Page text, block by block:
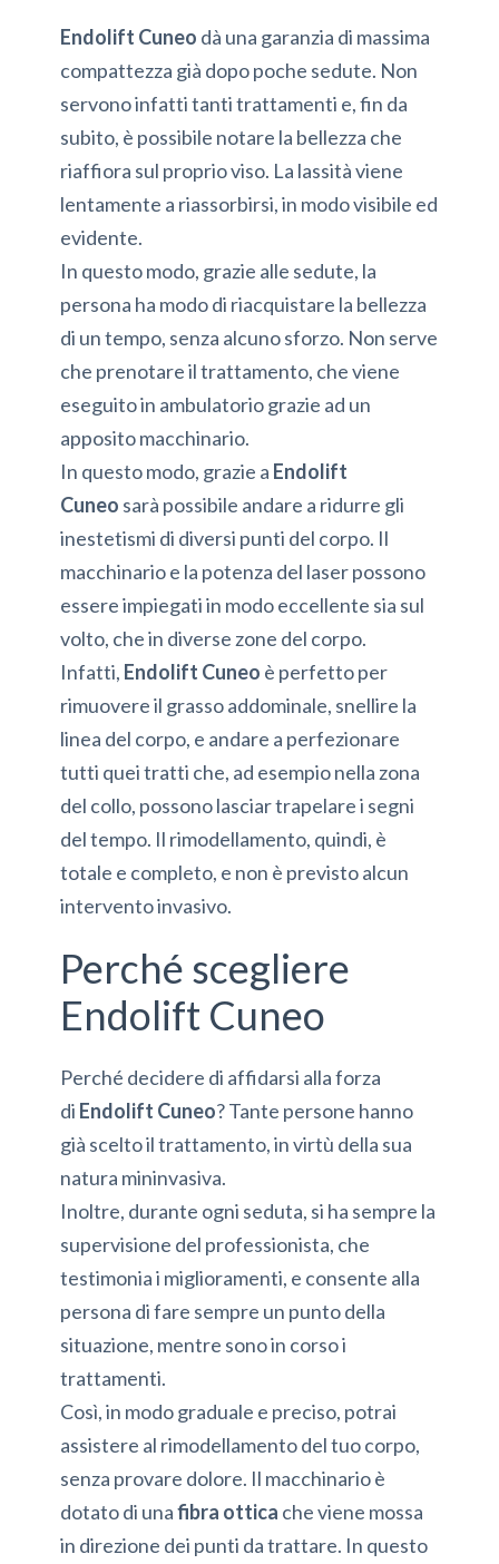
Endolift Cuneo dà una garanzia di massima
compattezza già dopo poche sedute. Non
servono infatti tanti trattamenti e, fin da
subito, è possibile notare la bellezza che
riaffiora sul proprio viso. La lassità viene
lentamente a riassorbirsi, in modo visibile ed
evidente.
In questo modo, grazie alle sedute, la
persona ha modo di riacquistare la bellezza
di un tempo, senza alcuno sforzo. Non serve
che prenotare il trattamento, che viene
eseguito in ambulatorio grazie ad un
apposito macchinario.
In questo modo, grazie a Endolift
Cuneo sarà possibile andare a ridurre gli
inestetismi di diversi punti del corpo. Il
macchinario e la potenza del laser possono
essere impiegati in modo eccellente sia sul
volto, che in diverse zone del corpo.
Infatti, Endolift Cuneo è perfetto per
rimuovere il grasso addominale, snellire la
linea del corpo, e andare a perfezionare
tutti quei tratti che, ad esempio nella zona
del collo, possono lasciar trapelare i segni
del tempo. Il rimodellamento, quindi, è
totale e completo, e non è previsto alcun
intervento invasivo.
Perché scegliere
Endolift Cuneo
Perché decidere di affidarsi alla forza
di Endolift Cuneo? Tante persone hanno
già scelto il trattamento, in virtù della sua
natura mininvasiva.
Inoltre, durante ogni seduta, si ha sempre la
supervisione del professionista, che
testimonia i miglioramenti, e consente alla
persona di fare sempre un punto della
situazione, mentre sono in corso i
trattamenti.
Così, in modo graduale e preciso, potrai
assistere al rimodellamento del tuo corpo,
senza provare dolore. Il macchinario è
dotato di unafibra ottica che viene mossa
in direzione dei punti da trattare. In questo